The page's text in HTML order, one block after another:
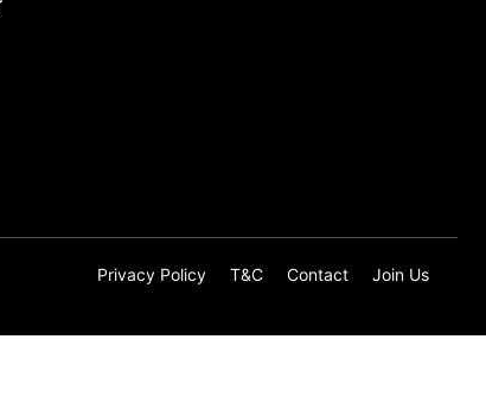
Privacy Policy T&C Contact Join Us